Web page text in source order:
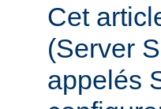
Cet
(Server
appelés